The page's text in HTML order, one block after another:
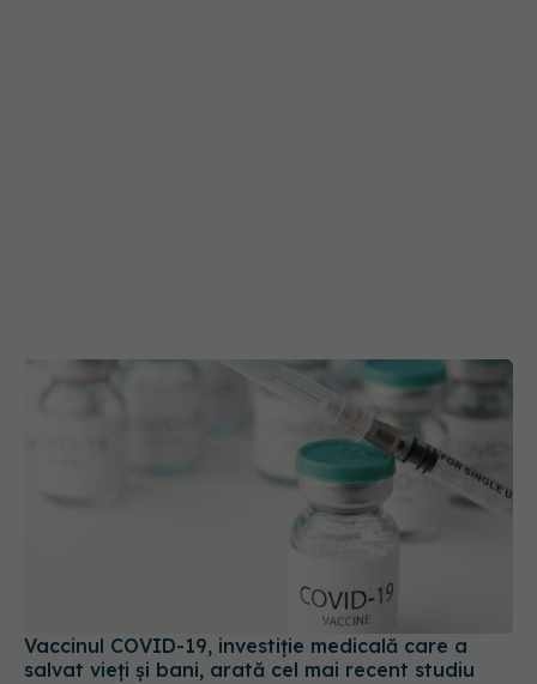
Vaccinul COVID-19, investiție medicală care a
salvat vieți și bani, arată cel mai recent studiu